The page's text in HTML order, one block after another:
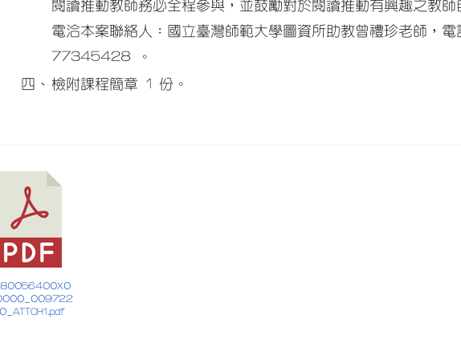
閱讀推動教師務必全程參與，並鼓勵對於閱讀推動有興趣之教
電洽本案聯絡人：國立臺灣師範大學圖資所助教曾禮珍老師，
77345428 。
四、 檢附課程簡章 1 份。